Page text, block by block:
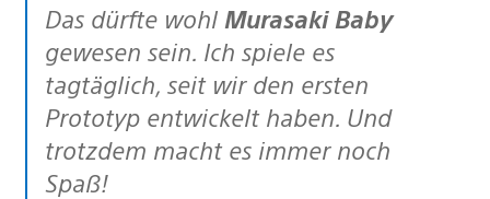
Das dürfte wohl Murasaki Baby
gewesen sein. Ich spiele es
tagtäglich, seit wir den ersten
Prototyp entwickelt haben. Und
trotzdem macht es immer noch
Spaß!